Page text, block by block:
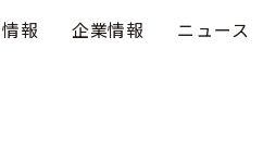
報 企業情報 ニュース